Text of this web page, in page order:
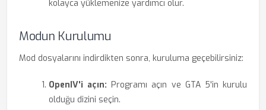
kolayca yüklemenize yardımcı olur.
Modun Kurulumu
Mod dosyalarını indirdikten sonra, kuruluma geçebilirsiniz:
OpenIV'i açın: Programı açın ve GTA 5'in kurulu
olduğu dizini seçin.